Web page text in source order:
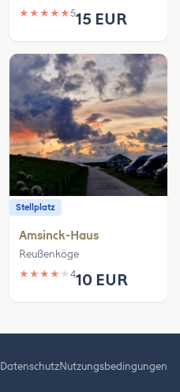
★ ★ ★ ★ ★515 EUR
Stellplatz
Amsinck-Haus
Reußenköge
★ ★ ★ ★ ★ 410 EUR
DatenschutzNutzungsbedingungen